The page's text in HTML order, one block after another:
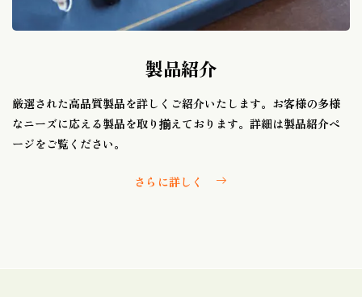
製品紹介
厳選された高品質製品を詳しくご紹介いたします。お客様の多様
なニーズに応える製品を取り揃えております。詳細は製品紹介ペ
ージをご覧ください。
さらに詳しく